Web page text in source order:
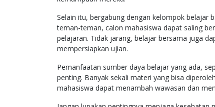
Selain itu, bergabung dengan kelompok belajar
teman-teman, calon mahasiswa dapat saling
pelajaran. Tidak jarang, belajar bersama juga
mempersiapkan ujian.
Pemanfaatan sumber daya belajar yang ada,
penting. Banyak sekali materi yang bisa
mahasiswa dapat menambah wawasan dan